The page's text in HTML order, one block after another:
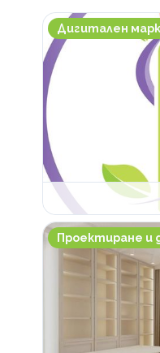
Ivys Design
Дигитален
NN Architecture |
Проектиране и